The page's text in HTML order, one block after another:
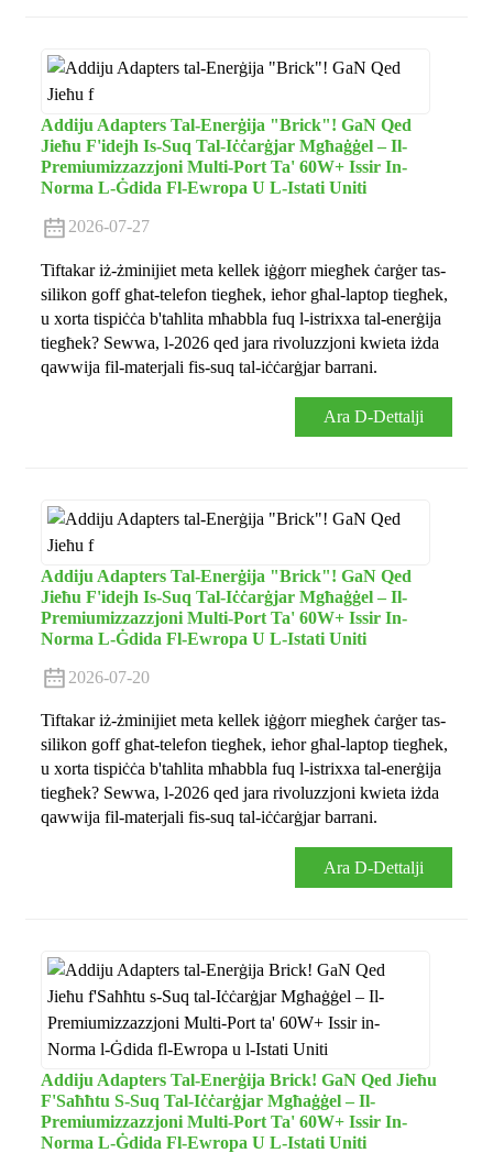
Addiju Adapters Tal-Enerġija "Brick"! GaN Qed
Jieħu F'idejh Is-Suq Tal-Iċċarġjar Mgħaġġel – Il-
Premiumizzazzjoni Multi-Port Ta' 60W+ Issir In-
Norma L-Ġdida Fl-Ewropa U L-Istati Uniti
2026-07-27
Tiftakar iż-żminijiet meta kellek iġġorr miegħek ċarġer tas-
silikon goff għat-telefon tiegħek, ieħor għal-laptop tiegħek,
u xorta tispiċċa b'taħlita mħabbla fuq l-istrixxa tal-enerġija
tiegħek? Sewwa, l-2026 qed jara rivoluzzjoni kwieta iżda
qawwija fil-materjali fis-suq tal-iċċarġjar barrani.
Ara D-Dettalji
Addiju Adapters Tal-Enerġija "Brick"! GaN Qed
Jieħu F'idejh Is-Suq Tal-Iċċarġjar Mgħaġġel – Il-
Premiumizzazzjoni Multi-Port Ta' 60W+ Issir In-
Norma L-Ġdida Fl-Ewropa U L-Istati Uniti
2026-07-20
Tiftakar iż-żminijiet meta kellek iġġorr miegħek ċarġer tas-
silikon goff għat-telefon tiegħek, ieħor għal-laptop tiegħek,
u xorta tispiċċa b'taħlita mħabbla fuq l-istrixxa tal-enerġija
tiegħek? Sewwa, l-2026 qed jara rivoluzzjoni kwieta iżda
qawwija fil-materjali fis-suq tal-iċċarġjar barrani.
Ara D-Dettalji
Addiju Adapters Tal-Enerġija Brick! GaN Qed Jieħu
F'Saħħtu S-Suq Tal-Iċċarġjar Mgħaġġel – Il-
Premiumizzazzjoni Multi-Port Ta' 60W+ Issir In-
Norma L-Ġdida Fl-Ewropa U L-Istati Uniti